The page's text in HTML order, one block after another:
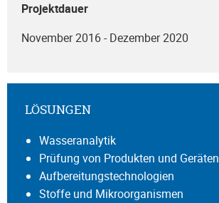
Projektdauer
November 2016 - Dezember 2020
LÖSUNGEN
Wasseranalytik
Prüfung von Produkten und Geräten
Aufbereitungstechnologien
Stoffe und Mikroorganismen